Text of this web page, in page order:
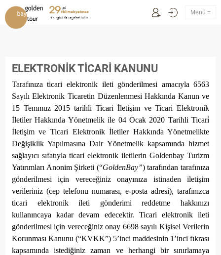
Menü =
ELEKTRONİK TİCARİ KANUNU
Tarafınıza ticari elektronik ileti gönderilmesi amacıyla 6563
Sayılı Elektronik Ticaretin Düzenlenmesi Hakkında Kanun ve
15 Temmuz 2015 tarihli Ticari İletişim ve Ticari Elektronik
İletiler Hakkında Yönetmelik ile 04 Ocak 2020 Tarihli Ticari̇
İletişim ve Ticari Elektronik İletiler Hakkında Yönetmelikte
Değişiklik Yapılmasına Dair Yönetmelik kapsamında hizmet
sağlayıcı sıfatıyla ticari elektronik iletilerinGoldenbay Turizm
Yatırımları Anonim Şirketi (“GoldenBay”)tarafından tarafınıza
gönderilmesi için vereceğiniz onayınıza istinaden iletişim
verileriniz (cep telefonu numarası, e-posta adresi), tarafınızca
ticari elektronik ileti gönderimi reddetme hakkınızı
kullanıncaya kadar devam edecektir. Ticari elektronik ileti
gönderilmesi için vereceğiniz onay 6698 sayılı Kişisel Verilerin
Korunması Kanunu (“KVKK”) 5’inci maddesinin 1’inci fıkrası
kapsamında istediğiniz zaman ve herhangi bir sınırlamaya